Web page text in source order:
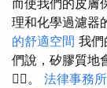
理和化學過濾器
的舒適空間 我們
們說，矽膠質地
🤷‍♀️。 法律事務